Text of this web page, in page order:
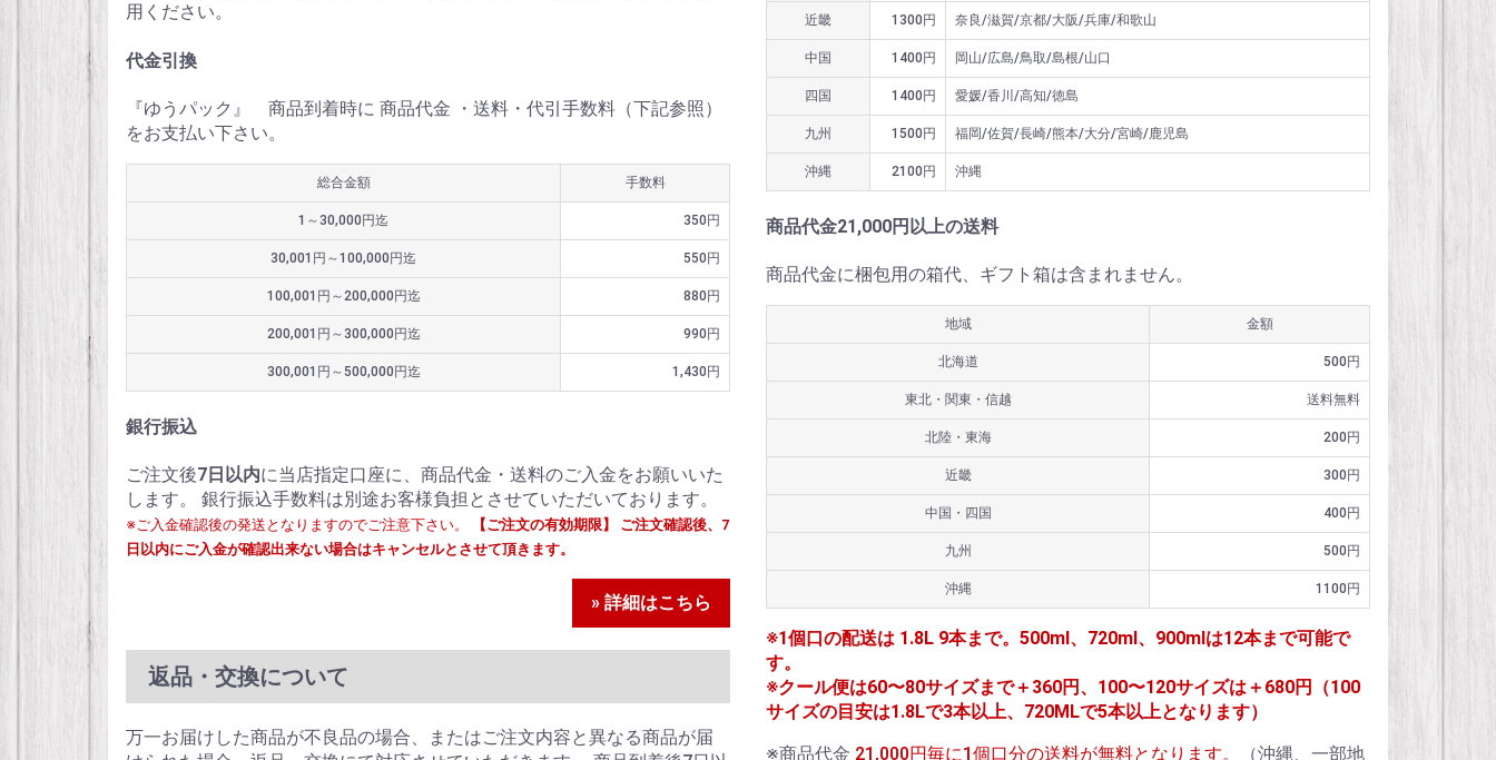
用ください。
代金引換
『ゆうパック』 商品到着時に 商品代金 ・送料・代引手数料（下記参照）
をお支払い下さい。
総合金額 手数料
1～30,000円迄 350円
30,001円～100,000円迄 550円
100,001円～200,000円迄 880円
200,001円～300,000円迄 990円
300,001円～500,000円迄 1,430円
銀行振込
ご注文後7日以内に当店指定口座に、商品代金・送料のご入金をお願いいた
します。 銀行振込手数料は別途お客様負担とさせていただいております。
※ご入金確認後の発送となりますのでご注意下さい。
【ご注文の有効期限】 ご注文確認後、7
日以内にご入金が確認出来ない場合はキャンセルとさせて頂きます。
» 詳細はこちら
返品・交換について
万一お届けした商品が不良品の場合、またはご注文内容と異なる商品が届
近畿 1300円 奈良/滋賀/京都/大阪/兵庫/和歌山
中国 1400円 岡山/広島/鳥取/島根/山口
四国 1400円 愛媛/香川/高知/徳島
九州 1500円 福岡/佐賀/長崎/熊本/大分/宮崎/鹿児島
沖縄 2100円 沖縄
商品代金21,000円以上の送料
商品代金に梱包用の箱代、ギフト箱は含まれません。
地域 金額
北海道 500円
東北・関東・信越 送料無料
北陸・東海 200円
近畿 300円
中国・四国 400円
九州 500円
沖縄 1100円
※1個口の配送は 1.8L 9本まで。500ml、720ml、900mlは12本まで可能で
す。
※クール便は60〜80サイズまで＋360円、100〜120サイズは＋680円（100
サイズの目安は1.8Lで3本以上、720MLで5本以上となります）
※商品代金 21,000円毎に1個口分の送料が無料となります。
（沖縄、一部地